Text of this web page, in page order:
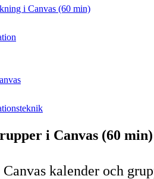
i Canvas (60 min)
i Canvas (60 min)
kalender och